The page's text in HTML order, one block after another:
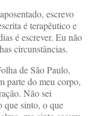
escrevo
é terapêutico e
é escrever. Eu não
circunstâncias.
de São Paulo,
parte do meu corpo,
Não sei
que sinto, o que